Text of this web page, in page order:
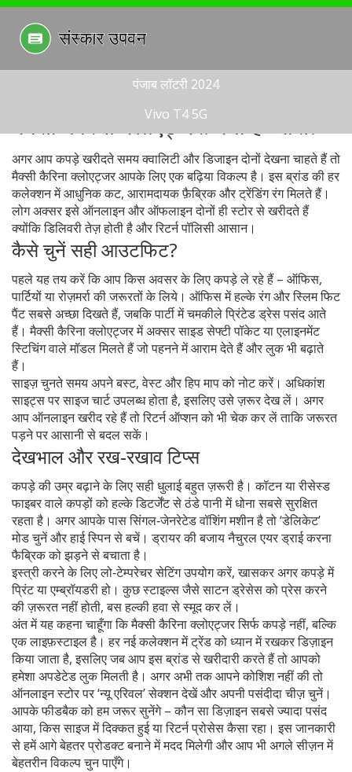
पंजाब लॉटरी 2024
Vivo T4 5G
मैक्सी कैरिना क्लोएट्जर: क्या है खास?
अगर आप कपड़े खरीदते समय क्वालिटी और डिजाइन दोनों देखना चाहते हैं तो
मैक्सी कैरिना क्लोएट्जर आपके लिए एक बढ़िया विकल्प है। इस ब्रांड की हर
कलेक्शन में आधुनिक कट, आरामदायक फ़ैब्रिक और ट्रेंडिंग रंग मिलते हैं।
लोग अक्सर इसे ऑनलाइन और ऑफलाइन दोनों ही स्टोर से खरीदते हैं
क्योंकि डिलिवरी तेज़ होती है और रिटर्न पॉलिसी आसान।
कैसे चुनें सही आउटफिट?
पहले यह तय करें कि आप किस अवसर के लिए कपड़े ले रहे हैं – ऑफिस,
पार्टियों या रोज़मर्रा की जरूरतों के लिये। ऑफिस में हल्के रंग और स्लिम फिट
पैंट सबसे अच्छा दिखते हैं, जबकि पार्टी में चमकीले प्रिंटेड ड्रेस पसंद आते
हैं। मैक्सी कैरिना क्लोएट्जर में अक्सर साइड सेफ्टी पॉकेट या एलाइनमेंट
स्टिचिंग वाले मॉडल मिलते हैं जो पहनने में आराम देते हैं और लुक भी बढ़ाते
हैं।
साइज़ चुनते समय अपने बस्ट, वेस्ट और हिप माप को नोट करें। अधिकांश
साइट्स पर साइज चार्ट उपलब्ध होता है, इसलिए उसे ज़रूर देख लें। अगर
आप ऑनलाइन खरीद रहे हैं तो रिटर्न ऑप्शन को भी चेक कर लें ताकि जरूरत
पड़ने पर आसानी से बदल सकें।
देखभाल और रख‑रखाव टिप्स
कपड़े की उम्र बढ़ाने के लिए सही धुलाई बहुत ज़रूरी है। कॉटन या रीसेस्ड
फाइबर वाले कपड़ों को हल्के डिटर्जेंट से ठंडे पानी में धोना सबसे सुरक्षित
रहता है। अगर आपके पास सिंगल‑जेनरेटेड वॉशिंग मशीन है तो ‘डेलिकेट’
मोड चुनें और हाई स्पिन से बचें। ड्रायर की बजाय नैचुरल एयर ड्राई करना
फैब्रिक को झड़ने से बचाता है।
इस्त्री करने के लिए लो‑टेम्परेचर सेटिंग उपयोग करें, खासकर अगर कपड़े में
प्रिंट या एम्ब्रॉयडरी हो। कुछ स्टाइल्स जैसे साटन ड्रेसेस को प्रेस करने
की ज़रूरत नहीं होती, बस हल्की हवा से स्मूद कर लें।
अंत में यह कहना चाहूँगा कि मैक्सी कैरिना क्लोएट्जर सिर्फ कपड़े नहीं, बल्कि
एक लाइफ़स्टाइल है। हर नई कलेक्शन में ट्रेंड को ध्यान में रखकर डिज़ाइन
किया जाता है, इसलिए जब आप इस ब्रांड से खरीदारी करते हैं तो आपको
हमेशा अपडेटेड लुक मिलती है। अगर अभी तक आपने कोशिश नहीं की तो
ऑनलाइन स्टोर पर ‘न्यू एरिवल’ सेक्शन देखें और अपनी पसंदीदा चीज़ चुनें।
आपके फीडबैक को हम जरूर सुनेंगे – कौन सा डिज़ाइन सबसे ज्यादा पसंद
आया, किस साइज में दिक्कत हुई या रिटर्न प्रोसेस कैसा रहा। इस जानकारी
से हमें आगे बेहतर प्रोडक्ट बनाने में मदद मिलेगी और आप भी अगले सीज़न में
बेहतरीन विकल्प चुन पाएँगे।